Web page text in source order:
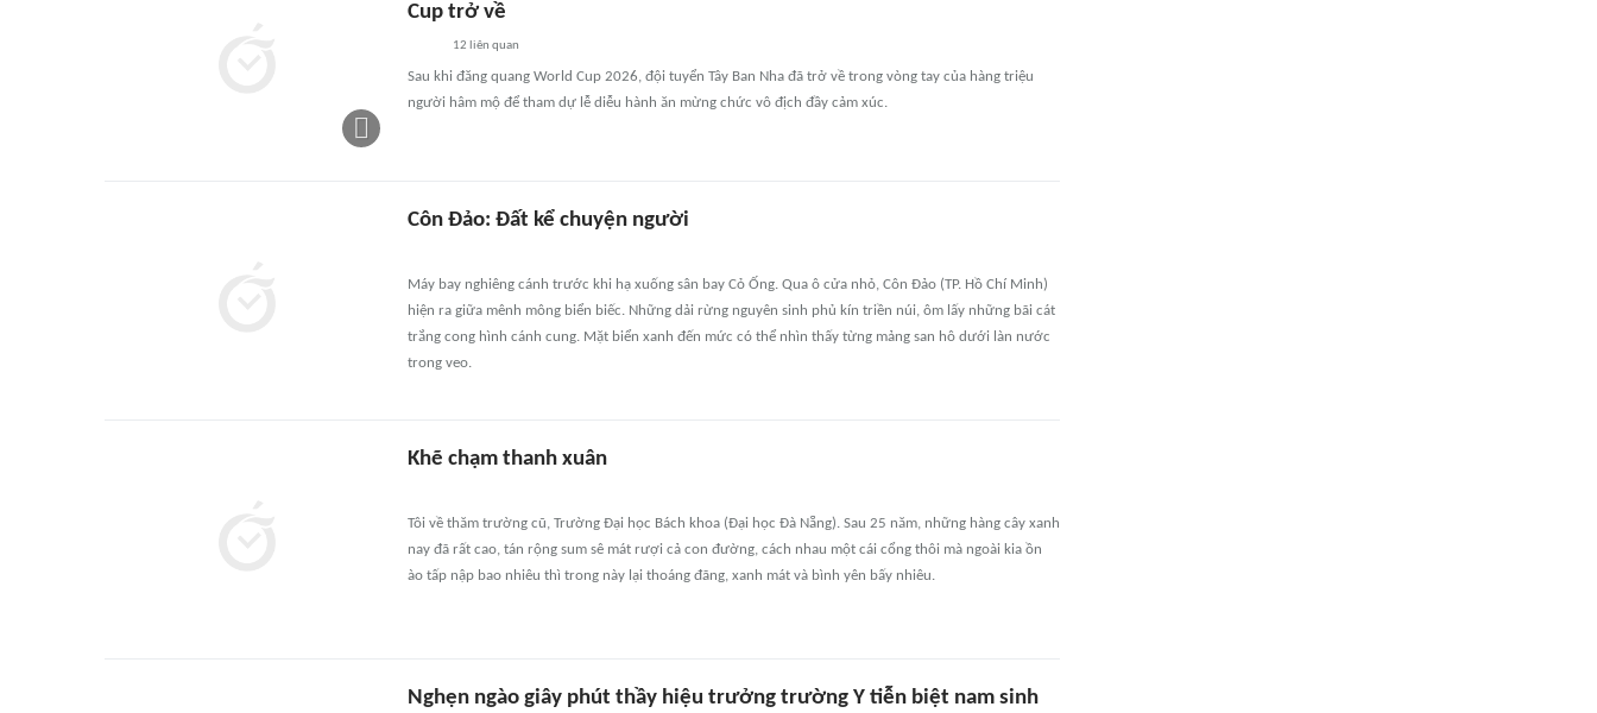
Cup trở về
12 liên quan
Sau khi đăng quang World Cup 2026, đội tuyển Tây Ban Nha đã trở về trong vòng tay của hàng triệu
người hâm mộ để tham dự lễ diễu hành ăn mừng chức vô địch đầy cảm xúc.
Côn Đảo: Đất kể chuyện người
Máy bay nghiêng cánh trước khi hạ xuống sân bay Cỏ Ống. Qua ô cửa nhỏ, Côn Đảo (TP. Hồ Chí Minh)
hiện ra giữa mênh mông biển biếc. Những dải rừng nguyên sinh phủ kín triền núi, ôm lấy những bãi cát
trắng cong hình cánh cung. Mặt biển xanh đến mức có thể nhìn thấy từng mảng san hô dưới làn nước
trong veo.
Khẽ chạm thanh xuân
Tôi về thăm trường cũ, Trường Đại học Bách khoa (Đại học Đà Nẵng). Sau 25 năm, những hàng cây xanh
nay đã rất cao, tán rộng sum sê mát rượi cả con đường, cách nhau một cái cổng thôi mà ngoài kia ồn
ào tấp nập bao nhiêu thì trong này lại thoáng đãng, xanh mát và bình yên bấy nhiêu.
Nghẹn ngào giây phút thầy hiệu trưởng trường Y tiễn biệt nam sinh